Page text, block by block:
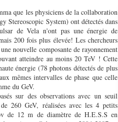
que les physiciens de la collaboration
Stereoscopic System) ont détectés dans
de Vela n'ont pas une énergie de
200 fois plus élevée! Les chercheurs
nouvelle composante de rayonnement
atteindre au moins 20 TeV ! Cette
énergie (78 photons détectés de plus
mêmes intervalles de phase que celle
du GeV.
sur des observations avec un seuil
260 GeV, réalisées avec les 4 petits
de 12 m de diamètre de H.E.S.S en